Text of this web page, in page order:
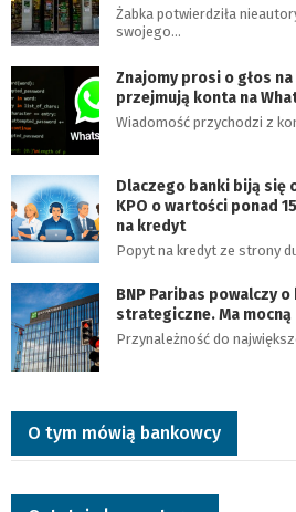
Żabka potwierdziła
swojego…
Znajomy prosi o głos
przejmują konta na
Wiadomość przychodzi z
Dlaczego banki biją się
KPO o wartości ponad
na kredyt
Popyt na kredyt ze strony
BNP Paribas powalczy
strategiczne. Ma
Przynależność do
O tym mówią bankowcy